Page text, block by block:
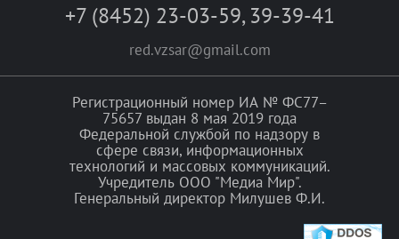
+7 (8452) 23-03-59, 39-39-41
red.vzsar@gmail.com
Регистрационный номер ИА № ФС77–
75657 выдан 8 мая 2019 года
Федеральной службой по надзору в
сфере связи, информационных
технологий и массовых коммуникаций.
Учредитель ООО "Медиа Мир".
Генеральный директор Милушев Ф.И.